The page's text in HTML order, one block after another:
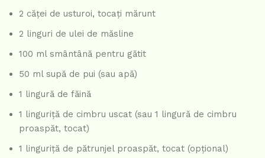
2 căței de usturoi, tocați mărunt
2 linguri de ulei de măsline
100 ml smântână pentru gătit
50 ml supă de pui (sau apă)
1 lingură de făină
1 linguriță de cimbru uscat (sau 1 lingură de cimbru
proaspăt, tocat)
1 linguriță de pătrunjel proaspăt, tocat (opțional)